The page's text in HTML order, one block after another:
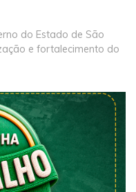
do Estado de São
e fortalecimento do